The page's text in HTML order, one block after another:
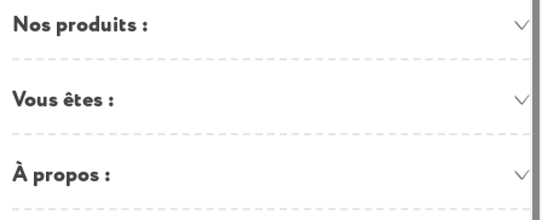
Nos produits
Vous êtes
À propos